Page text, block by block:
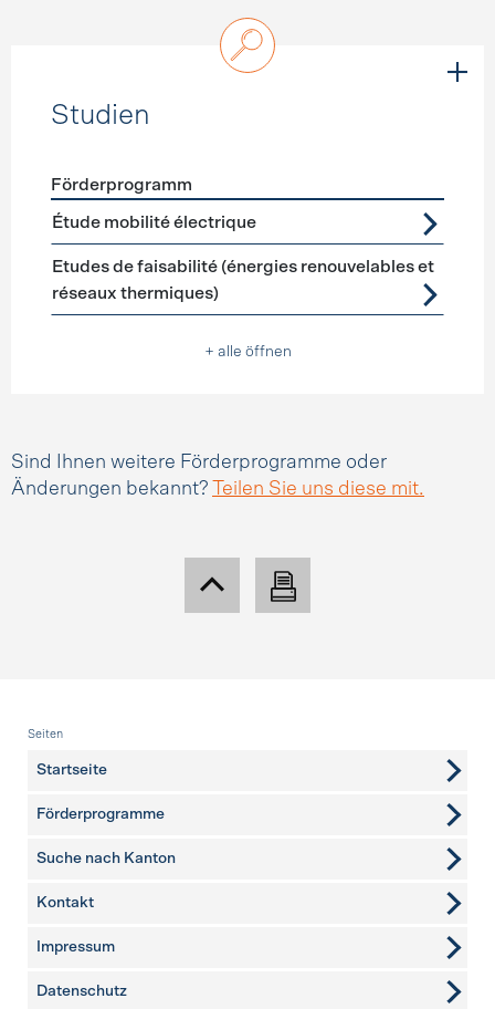
Studien
Förderprogramme Studien
Förderprogramm
Étude mobilité électrique
Etudes de faisabilité (énergies renouvelables et
réseaux thermiques)
+ alle öffnen
Sind Ihnen weitere Förderprogramme oder
Änderungen bekannt?
Teilen Sie uns diese mit.
Fusszeile
Seiten
Startseite
Förderprogramme
Suche nach Kanton
weitere Seiten
Kontakt
Impressum
Datenschutz